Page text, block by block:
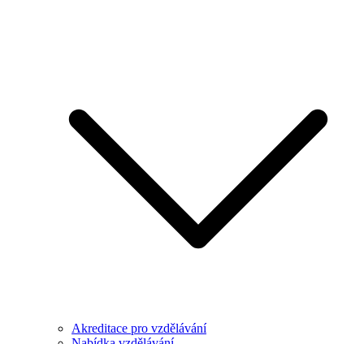
Akreditace pro vzdělávání